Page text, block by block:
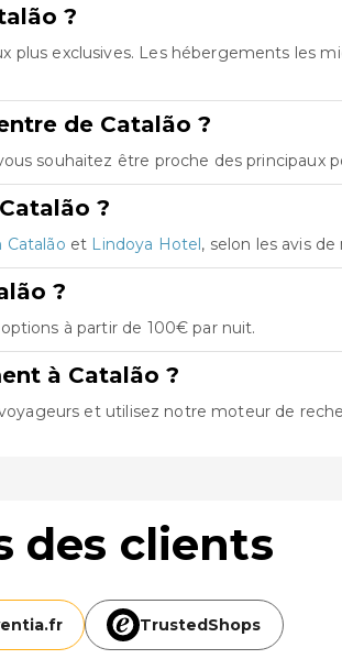
?
plus exclusives. Les hébergements les
de Catalão ?
souhaitez être proche des principaux
?
Catalão et Lindoya Hotel, selon les avis de
?
à partir de 100€ par nuit.
à Catalão ?
et utilisez notre moteur de
des clients
fr TrustedShops